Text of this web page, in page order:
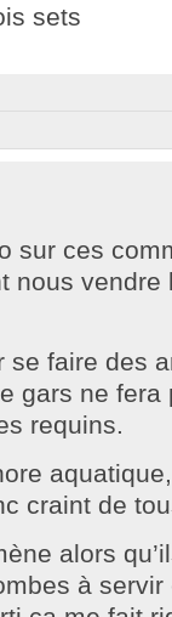
sets
sur ces
nous vendre
se faire des
gars ne
requins.
craint de
alors
à servir